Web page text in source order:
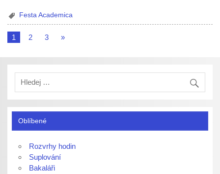
Festa Academica
1 2 3 »
Oblíbené
Rozvrhy hodin
Suplování
Bakaláři